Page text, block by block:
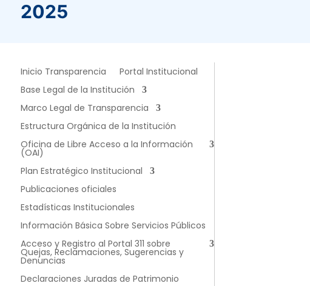
2025
Inicio Transparencia
Portal Institucional
Base Legal de la Institución
Marco Legal de Transparencia
Estructura Orgánica de la Institución
Oficina de Libre Acceso a la Información
(OAI)
Plan Estratégico Institucional
Publicaciones oficiales
Estadísticas Institucionales
Información Básica Sobre Servicios Públicos
Acceso y Registro al Portal 311 sobre
Quejas, Reclamaciones, Sugerencias y
Denuncias
Declaraciones Juradas de Patrimonio